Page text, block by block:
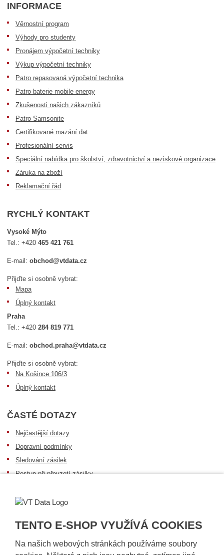
TENTO E-SHOP VYUŽÍVÁ COOKIES
Na našich webových stránkách používáme soubory
INFORMACE
Věrnostní program
Výhody pro studenty
Pronájem výpočetní techniky
Výkup výpočetní techniky
Patro repasovaná výpočetní technika
Patro baterie mobile energy
Zkušenosti našich zákazníků
Patro Samsonite
Certifikované mazání dat
Profesionální servis
Speciální nabídka pro školství, zdravotnictví a neziskové organizace
Záruka na zboží
Reklamační řád
RYCHLÝ KONTAKT
Vysoké Mýto
Tel.:+420465 421 761
E-mail:obchod@vtdata.cz
Přijďte si osobně vybrat:
Mapa
Úplný kontakt
Praha
Tel.:+420284 819 771
E-mail:obchod.praha@vtdata.cz
Přijďte si osobně vybrat:
Na Košince 106/3
Úplný kontakt
ČASTÉ DOTAZY
Nejčastější dotazy
Dopravní podmínky
Sledování zásilek
Postup při převzetí zásilky
Obecné informace